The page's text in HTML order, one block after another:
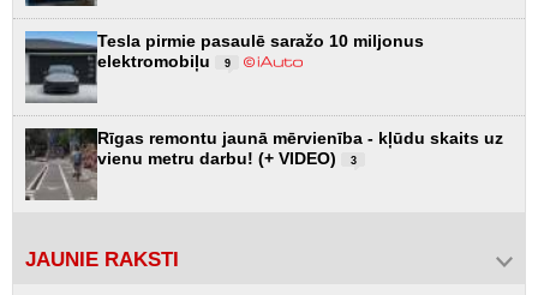
Tesla pirmie pasaulē saražo 10 miljonus
elektromobiļu
9
Rīgas remontu jaunā mērvienība - kļūdu skaits uz
vienu metru darbu! (+ VIDEO)
3
JAUNIE RAKSTI